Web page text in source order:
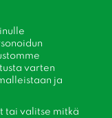
varten
​​ja
tai valitse mitkä